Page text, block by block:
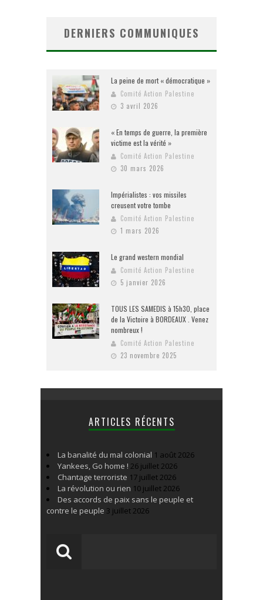
DERNIERS COMMUNIQUES
La peine de mort « démocratique »
Comité Action Palestine
3 avril 2026
« En temps de guerre, la première
victime est la vérité »
Comité Action Palestine
30 mars 2026
Impérialistes : vos missiles
creusent votre tombe
Comité Action Palestine
1 mars 2026
Le grand western mondial
Comité Action Palestine
5 janvier 2026
TOUS LES SAMEDIS à 15h30, place
de la Victoire à BORDEAUX . Venez
nombreux !
Comité Action Palestine
23 novembre 2025
ARTICLES RÉCENTS
La banalité du mal colonial 1 août 2026
Yankees, Go home ! 26 juillet 2026
Chantage terroriste 17 juillet 2026
La révolution ou rien 10 juillet 2026
Des accords de paix sans le peuple et
contre le peuple 3 juillet 2026